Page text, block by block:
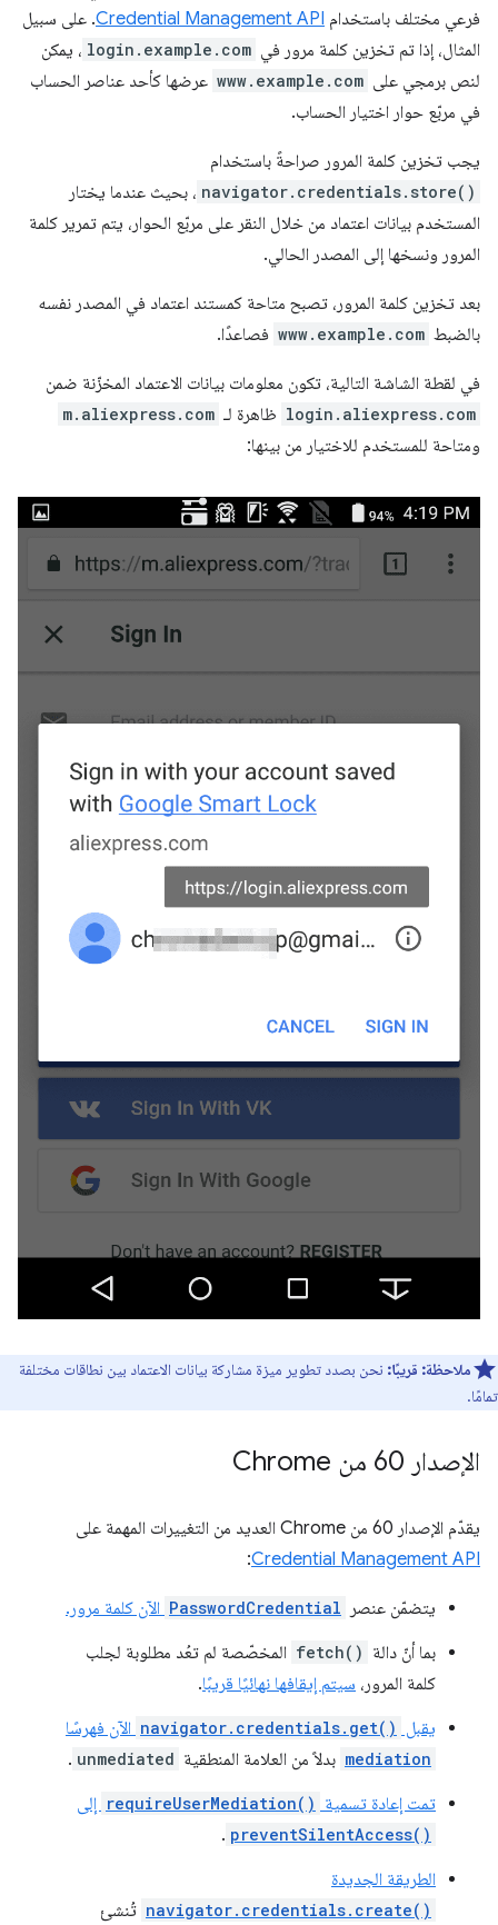
فرعي مختلف باستخدام Credential Management API. على سبيل
المثال، إذا تم تخزين كلمة مرور في login.example.com ، يمكن
لنص برمجي على www.example.com عرضها كأحد عناصر الحساب
في مربّع حوار اختيار الحساب.
يجب تخزين كلمة المرور صراحةً باستخدام
navigator.credentials.store() ، بحيث عندما يختار
المستخدم بيانات اعتماد من خلال النقر على مربّع الحوار، يتم تمرير كلمة
المرور ونسخها إلى المصدر الحالي.
بعد تخزين كلمة المرور، تصبح متاحة كمستند اعتماد في المصدر نفسه
بالضبط www.example.com فصاعدًا.
في لقطة الشاشة التالية، تكون معلومات بيانات الاعتماد المخزّنة ضمن
login.aliexpress.com ظاهرة لـ m.aliexpress.com
ومتاحة للمستخدم للاختيار من بينها:
ملاحظة: قريبًا: نحن بصدد تطوير ميزة مشاركة بيانات الاعتماد بين نطاقات مختلفة
تمامًا.
الإصدار 60 من Chrome
يقدّم الإصدار 60 من Chrome العديد من التغييرات المهمة على
Credential Management API
:
يتضمّن عنصر PasswordCredential الآن كلمة مرور.
بما أنّ دالة fetch() المخصّصة لم تعُد مطلوبة لجلب
كلمة المرور، سيتم إيقافها نهائيًا قريبًا.
يقبل navigator.credentials.get() الآن فهرسًا
mediation بدلاً من العلامة المنطقية unmediated
.
تمت إعادة تسمية requireUserMediation() إلى
preventSilentAccess()
.
الطريقة الجديدة
navigator.credentials.create() تُنشئ